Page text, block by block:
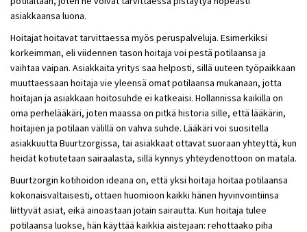
asiakkaansa luona.
Hoitajat hoitavat tarvittaessa myös peruspalveluja. Esimerkiksi
korkeimman, eli viidennen tason hoitaja voi pestä potilaansa ja
vaihtaa vaipan. Asiakkaita yritys saa helposti, sillä uuteen työpaikkaan
muuttaessaan hoitaja vie yleensä omat potilaansa mukanaan, jotta
hoitajan ja asiakkaan hoitosuhde ei katkeaisi. Hollannissa kaikilla on
oma perhelääkäri, joten maassa on pitkä historia sille, että lääkärin,
hoitajien ja potilaan välillä on vahva suhde. Lääkäri voi suositella
asiakkuutta Buurtzorgissa, tai asiakkaat ottavat suoraan yhteyttä, kun
heidät kotiutetaan sairaalasta, sillä kynnys yhteydenottoon on matala.
Buurtzorgin kotihoidon ideana on, että yksi hoitaja hoitaa potilaansa
kokonaisvaltaisesti, ottaen huomioon kaikki hänen hyvinvointiinsa
liittyvät asiat, eikä ainoastaan jotain sairautta. Kun hoitaja tulee
potilaansa luokse, hän käyttää kaikkia aistejaan: rehottaako piha